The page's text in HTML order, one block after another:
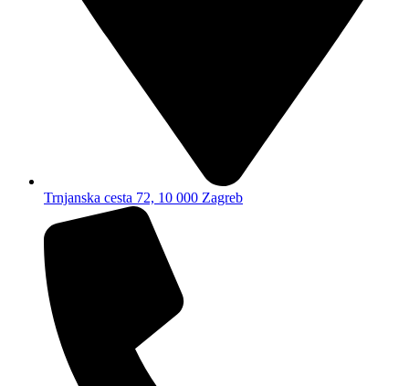
Trnjanska cesta 72, 10 000 Zagreb